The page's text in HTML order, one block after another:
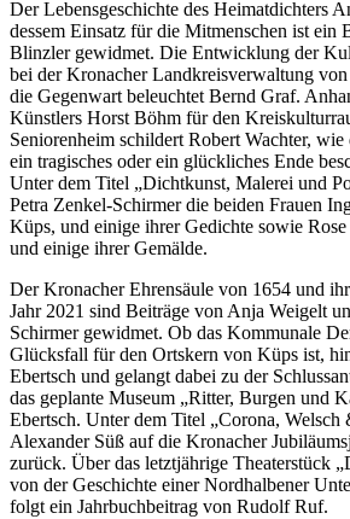
Der Lebensgeschichte des Heimatdichters
dessem Einsatz für die Mitmenschen ist ein
Blinzler gewidmet. Die Entwicklung der
bei der Kronacher Landkreisverwaltung
die Gegenwart beleuchtet Bernd Graf.
Künstlers Horst Böhm für den
Seniorenheim schildert Robert Wachter,
ein tragisches oder ein glückliches Ende
Unter dem Titel „Dichtkunst, Malerei und
Petra Zenkel-Schirmer die beiden Frauen
Küps, und einige ihrer Gedichte sowie
und einige ihrer Gemälde.
Der Kronacher Ehrensäule von 1654 und
Jahr 2021 sind Beiträge von Anja Weigelt
Schirmer gewidmet. Ob das Kommunale
Glücksfall für den Ortskern von Küps ist,
Ebertsch und gelangt dabei zu der
das geplante Museum „Ritter, Burgen und
Ebertsch. Unter dem Titel „Corona, Welsch
Alexander Süß auf die Kronacher
zurück. Über das letztjährige Theaterstück
von der Geschichte einer Nordhalbener
folgt ein Jahrbuchbeitrag von Rudolf Ruf.